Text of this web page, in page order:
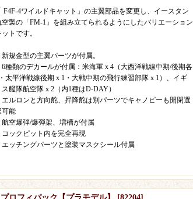
F4F-4ワイルドキャット」の主翼部品を変更し、イースタン
空製の「FM-1」を組み立てられるようにしたバリエーション
ットです。
新規金型の主翼パーツが付属。
6種類のデカールが付属：米海軍 x 4（大西洋戦線中期/後期各
太平洋戦線後期 x 1・大戦中期の飛行練習部隊 x 1）、イギ
ス艦隊航空隊 x 2（内1種はD-DAY）
エルロンと方向舵、昇降舵は別パーツでキャノピーも開閉選
可能
航空爆弾/爆弾架、増槽が付属
コックピット内を完全再現
エッチングパーツと塗装マスクシール付属